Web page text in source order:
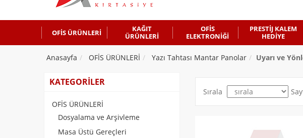
OFİS ÜRÜNLERİ
KAĞIT
ÜRÜNLERİ
OFİS
ELEKTRONİĞİ
PRESTİJ KALEM
HEDİYE
Anasayfa OFİS ÜRÜNLERİ Yazı Tahtası Mantar Panolar Uyarı ve
Sırala
KATEGORİLER
OFİS ÜRÜNLERİ
Dosyalama ve Arşivleme
Masa Üstü Gereçleri